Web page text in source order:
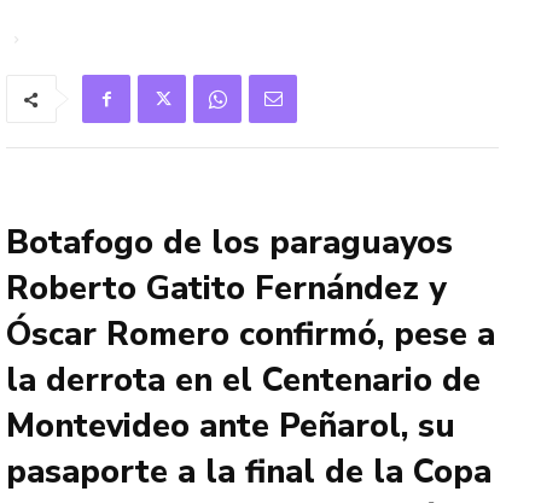
Botafogo de los paraguayos
Roberto Gatito Fernández y
Óscar Romero confirmó, pese a
la derrota en el Centenario de
Montevideo ante Peñarol, su
pasaporte a la final de la Copa